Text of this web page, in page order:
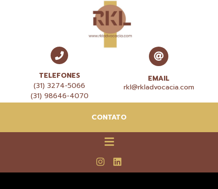
TELEFONES
(31) 3274-5066
(31) 98646-4070
EMAIL
rkl@rkladvocacia.com
CONTATO